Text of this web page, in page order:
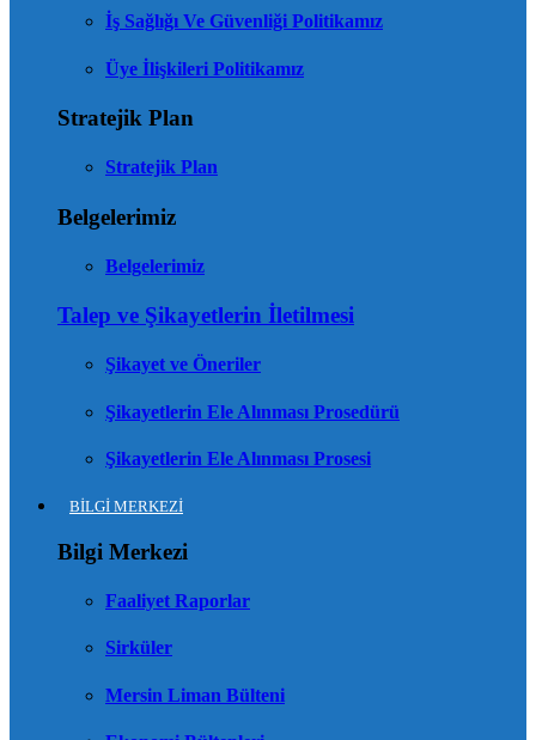
İş Sağlığı Ve Güvenliği Politikamız
Üye İlişkileri Politikamız
Stratejik Plan
Stratejik Plan
Belgelerimiz
Belgelerimiz
Talep ve Şikayetlerin İletilmesi
Şikayet ve Öneriler
Şikayetlerin Ele Alınması Prosedürü
Şikayetlerin Ele Alınması Prosesi
BİLGİ MERKEZİ
Bilgi Merkezi
Faaliyet Raporlar
Sirküler
Mersin Liman Bülteni